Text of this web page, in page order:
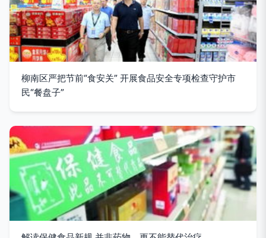
柳南区严把节前“食安关” 开展食品安全专项检查守护市
民“餐盘子”